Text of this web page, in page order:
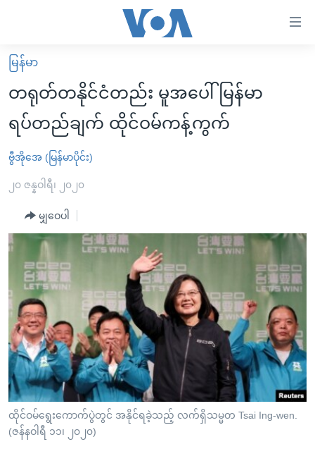
လွယ်ကူ
စေ
သည့်
Link
များ
ပင်မ
ကျော်
ကြည့်
ပင်မ
အ
ညွန်း
စာမျက်နှာ
သို့
ကျော်
ကြည့်
ရန်
မူလစာမျက်နှာ
မြန်မာ
ကမ္ဘာ့သတင်းများ
နိုင်ငံတကာ
အမေရိကန်
အစ္စရေး-ပါလက်စတိုင်း
ဗွီဒီယို
သတင်းလွတ်လပ်ခွင့်
အင်္ဂလိပ်စာလေ့လာမယ်
အမေရိကန်သုံးအီဒီယံ
မကြေးမုံရဲ့ အင်္ဂလိပ်စာ
ရုပ်ရှင်ထဲက အင်္ဂလိပ်စာ
သုတပဒေသာ အင်္ဂလိပ်စာ
အပတ်စဉ်ကဏ္ဍများ
ရေဒီယို
တီဗွီ
ရေဒီယိုနှင့်ရုပ်သံ အချက်အလက်များ
ရေဒီယို/တီဗွီအစီအစဉ်
Learning English
ဗွီအိုအေ လူမှုကွန်ယက်များ
မြန်မာ
တရုတ်တနိုင်ငံတည်း မူအပေါ် မြန်မာ
ရပ်တည်ချက် ထိုင်ဝမ်ကန့်ကွက်
ဗွီအိုအေ (မြန်မာပိုင်း)
၂၀ ဇန္နဝါရီ၊ ၂၀၂၀
မျှဝေပါ
ထိုင်ဝမ်ရွေးကောက်ပွဲတွင် အနိုင်ရခဲ့သည့် လက်ရှိသမ္မတ Tsai Ing-wen.
(ဇန်နဝါရီ ၁၁၊ ၂၀၂၀)